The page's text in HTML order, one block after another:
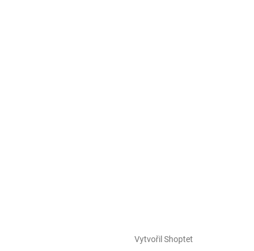
Vytvořil Shoptet